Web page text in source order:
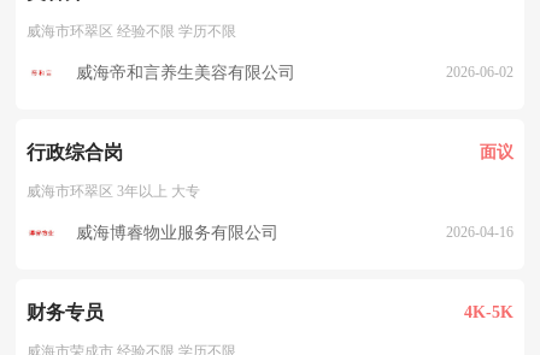
威海市环翠区 经验不限 学历不限
威海帝和言养生美容有限公司 2026-06-02
行政综合岗 面议
威海市环翠区 3年以上 大专
威海博睿物业服务有限公司 2026-04-16
财务专员 4K-5K
威海市荣成市 经验不限 学历不限